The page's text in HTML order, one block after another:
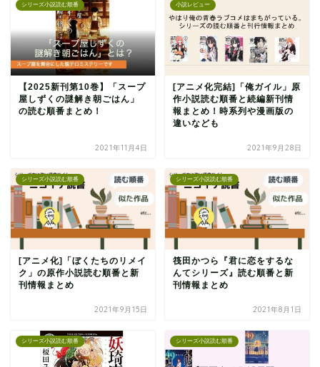
シリーズ小説読む順番
【2025新刊第10巻】「スープ
屋しずくの謎解き朝ごはん」
の読む順番まとめ！
2021年11月4日
小説レビュー
[アニメ化完結]「俺ガイル」原
作小説読む順番と続編新刊情
報まとめ！時系列や漫画版の
違いなども
2021年9月28日
シリーズ小説読む順番
[アニメ化]「ぼくたちのリメイ
ク」の原作小説読む順番と新
刊情報まとめ
2021年9月15日
シリーズ小説読む順番
筏田かつら『君に恋をするな
んてシリーズ』読む順番と新
刊情報まとめ
2021年8月1日
シリーズ小説読む順番 シリーズ小説読む順番